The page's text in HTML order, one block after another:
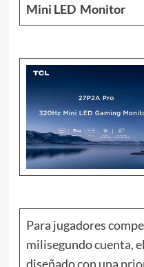
Mini LED Monitor
Para jugadores
milisegundo cuenta,
diseñado con una